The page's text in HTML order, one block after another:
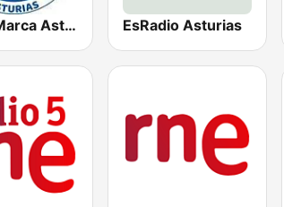
Radio Marca Asturias EsRadio Asturias